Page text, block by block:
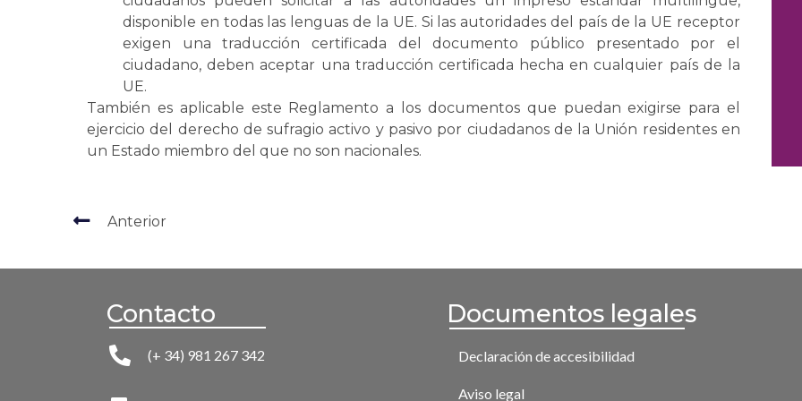
disponible en todas las lenguas de la UE. Si las autoridades del país de la UE receptor
exigen una traducción certificada del documento público presentado por el
ciudadano, deben aceptar una traducción certificada hecha en cualquier país de la
UE.
También es aplicable este Reglamento a los documentos que puedan exigirse para el
ejercicio del derecho de sufragio activo y pasivo por ciudadanos de la Unión residentes en
un Estado miembro del que no son nacionales.
Anterior
Contacto
(+ 34) 981 267 342
Documentos legales
Declaración de accesibilidad
Aviso legal